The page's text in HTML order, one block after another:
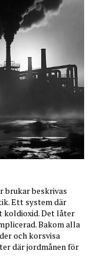
brukar beskrivas
Ett system där
koldioxid. Det låter
Bakom alla
och korsvisa
där jordmånen för